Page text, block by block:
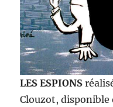
LES ESPIONS
Clouzot,